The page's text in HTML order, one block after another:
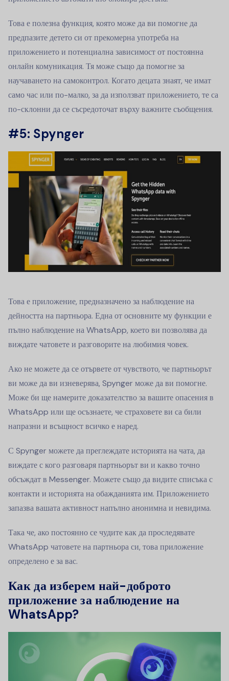
Това е полезна функция, която може да ви помогне да
предпазите детето си от прекомерна употреба на
приложението и потенциална зависимост от постоянна
онлайн комуникация. Тя може също да помогне за
научаването на самоконтрол. Когато децата знаят, че имат
само час или по-малко, за да използват приложението, те са
по-склонни да се съсредоточат върху важните съобщения.
#5: Spynger
Това е приложение, предназначено за наблюдение на
дейността на партньора. Една от основните му функции е
пълно наблюдение на WhatsApp, което ви позволява да
виждате чатовете и разговорите на любимия човек.
Ако не можете да се отървете от чувството, че партньорът
ви може да ви изневерява, Spynger може да ви помогне.
Може би ще намерите доказателство за вашите опасения в
WhatsApp или ще осъзнаете, че страховете ви са били
напразни и всъщност всичко е наред.
С Spynger можете да преглеждате историята на чата, да
виждате с кого разговаря партньорът ви и какво точно
обсъждат в Messenger. Можете също да видите списъка с
контакти и историята на обажданията им. Приложението
запазва вашата активност напълно анонимна и невидима.
Така че, ако постоянно се чудите как да проследявате
WhatsApp чатовете на партньора си, това приложение
определено е за вас.
Как да изберем най-доброто
приложение за наблюдение на
WhatsApp?